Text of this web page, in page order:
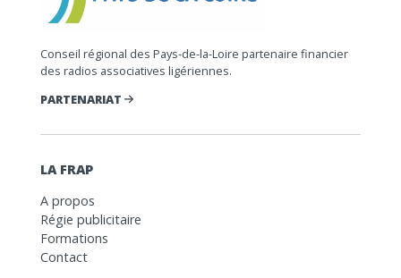
Conseil régional des Pays-de-la-Loire partenaire financier
des radios associatives ligériennes.
PARTENARIAT
LA FRAP
A propos
Régie publicitaire
Formations
Contact